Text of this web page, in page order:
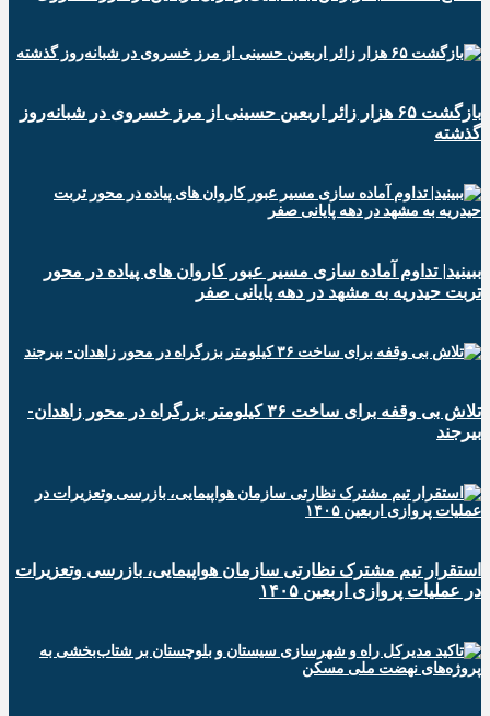
️بازگشت ۶۵ هزار زائر اربعین حسینی از مرز خسروی در شبانه‌روز
گذشته
ببینید| تداوم آماده سازی مسیر عبور کاروان های پیاده در محور
تربت حیدریه به مشهد در دهه پایانی صفر
تلاش بی وقفه برای ساخت ۳۶ کیلومتر بزرگراه در محور زاهدان-
بیرجند
استقرار تیم مشترک نظارتی سازمان هواپیمایی، بازرسی وتعزیرات
در عملیات پروازی اربعین ۱۴۰۵